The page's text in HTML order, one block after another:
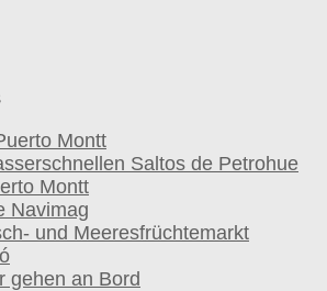
Montt
Saltos de Petrohue
Montt
Navimag
und Meeresfrüchtemarkt
gehen an Bord